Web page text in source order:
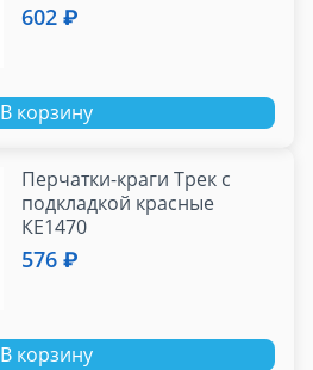
602 ₽
В корзину
Перчатки-краги Трек с
подкладкой красные
КЕ1470
576 ₽
В корзину